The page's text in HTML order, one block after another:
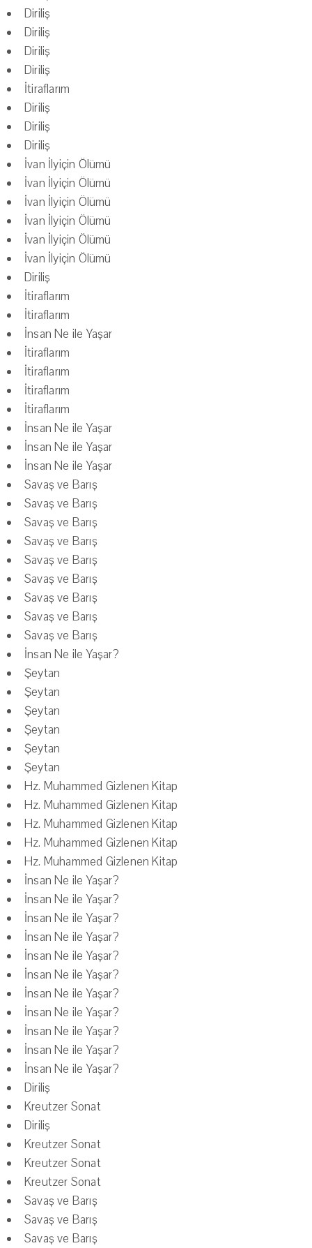
Diriliş
Diriliş
Diriliş
Diriliş
İtiraflarım
Diriliş
Diriliş
Diriliş
İvan İlyiçin Ölümü
İvan İlyiçin Ölümü
İvan İlyiçin Ölümü
İvan İlyiçin Ölümü
İvan İlyiçin Ölümü
İvan İlyiçin Ölümü
Diriliş
İtiraflarım
İtiraflarım
İnsan Ne ile Yaşar
İtiraflarım
İtiraflarım
İtiraflarım
İtiraflarım
İnsan Ne ile Yaşar
İnsan Ne ile Yaşar
İnsan Ne ile Yaşar
Savaş ve Barış
Savaş ve Barış
Savaş ve Barış
Savaş ve Barış
Savaş ve Barış
Savaş ve Barış
Savaş ve Barış
Savaş ve Barış
Savaş ve Barış
İnsan Ne ile Yaşar?
Şeytan
Şeytan
Şeytan
Şeytan
Şeytan
Şeytan
Hz. Muhammed Gizlenen Kitap
Hz. Muhammed Gizlenen Kitap
Hz. Muhammed Gizlenen Kitap
Hz. Muhammed Gizlenen Kitap
Hz. Muhammed Gizlenen Kitap
İnsan Ne ile Yaşar?
İnsan Ne ile Yaşar?
İnsan Ne ile Yaşar?
İnsan Ne ile Yaşar?
İnsan Ne ile Yaşar?
İnsan Ne ile Yaşar?
İnsan Ne ile Yaşar?
İnsan Ne ile Yaşar?
İnsan Ne ile Yaşar?
İnsan Ne ile Yaşar?
İnsan Ne ile Yaşar?
Diriliş
Kreutzer Sonat
Diriliş
Kreutzer Sonat
Kreutzer Sonat
Kreutzer Sonat
Savaş ve Barış
Savaş ve Barış
Savaş ve Barış